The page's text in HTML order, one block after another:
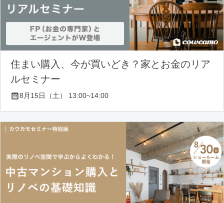
住まい購入、今が買いどき？家とお金のリア
ルセミナー
8月15日（土） 13:00~14:00